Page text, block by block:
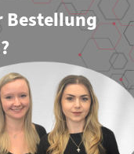
Bestellung